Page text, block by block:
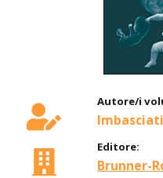
Autore/i
Editore:
Brunner-